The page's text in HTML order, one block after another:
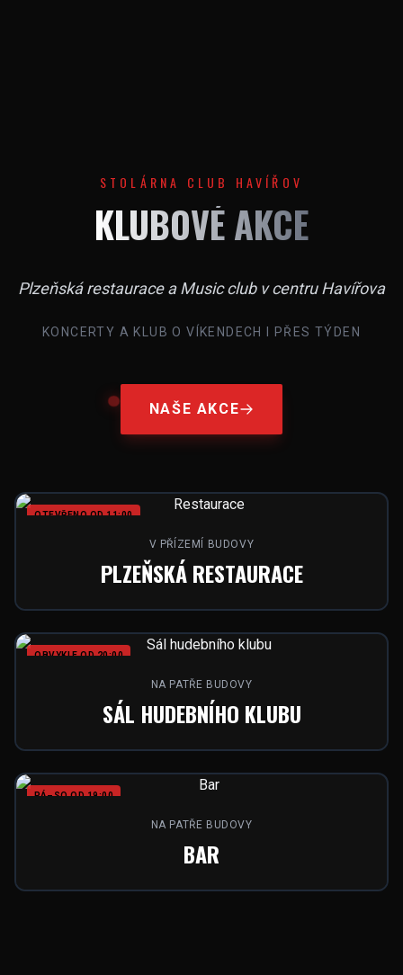
STOLÁRNA CLUB HAVÍŘOV
KLUBOVÉ AKCE
Plzeňská restaurace a Music club v centru Havířova
KONCERTY A KLUB O VÍKENDECH I PŘES TÝDEN
NAŠE AKCE
OTEVŘENO OD 11:00
V PŘÍZEMÍ BUDOVY
PLZEŇSKÁ RESTAURACE
OBVYKLE OD 20:00
NA PATŘE BUDOVY
SÁL HUDEBNÍHO KLUBU
PÁ–SO OD 19:00
NA PATŘE BUDOVY
BAR